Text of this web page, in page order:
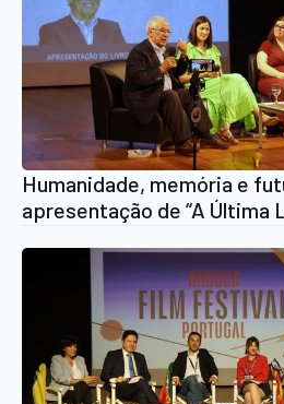
Humanidade, memória e
apresentação de “A Última